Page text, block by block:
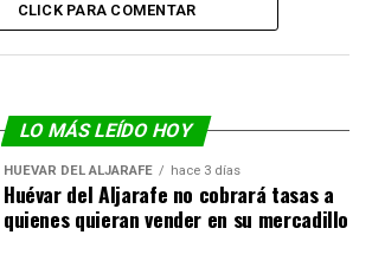
CLICK PARA COMENTAR
LO MÁS LEÍDO HOY
HUÉVAR DEL ALJARAFE hace 3 días
Huévar del Aljarafe no cobrará tasas a
quienes quieran vender en su mercadillo